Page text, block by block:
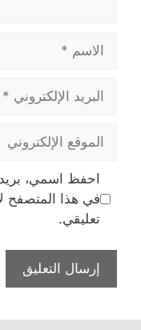
الاسم
البريد
الإلكتروني
الموقع
الإلكتروني
احفظ اسمي،
في هذا المتصفح
تعليقي.